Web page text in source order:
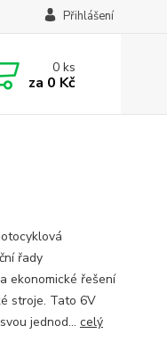
Přihlášení
0ks
za 0 Kč
řady
ekonomické řešení
stroje. Tato 6V
jednod... celý